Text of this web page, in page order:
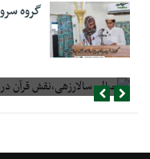
گروه
صالح سالارزهی،‌نقش قرآن در